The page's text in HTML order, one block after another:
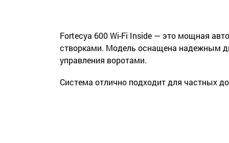
Fortecya 600 Wi-Fi Inside — это мощная
створками. Модель оснащена надежным
управления воротами.
Система отлично подходит для частных